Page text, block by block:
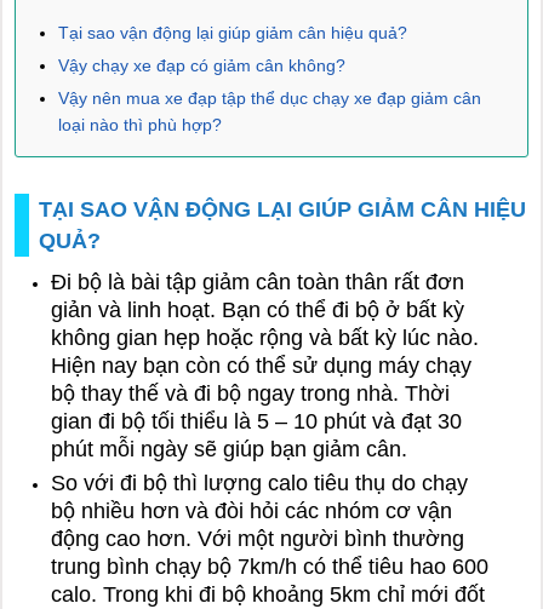
Tại sao vận động lại giúp giảm cân hiệu quả?
Vậy chạy xe đạp có giảm cân không?
Vậy nên mua xe đạp tập thể dục chạy xe đạp giảm cân
loại nào thì phù hợp?
TẠI SAO VẬN ĐỘNG LẠI GIÚP GIẢM CÂN HIỆU
QUẢ?
Đi bộ là bài tập giảm cân toàn thân rất đơn
giản và linh hoạt. Bạn có thể đi bộ ở bất kỳ
không gian hẹp hoặc rộng và bất kỳ lúc nào.
Hiện nay bạn còn có thể sử dụng máy chạy
bộ thay thế và đi bộ ngay trong nhà. Thời
gian đi bộ tối thiểu là 5 – 10 phút và đạt 30
phút mỗi ngày sẽ giúp bạn giảm cân.
So với đi bộ thì lượng calo tiêu thụ do chạy
bộ nhiều hơn và đòi hỏi các nhóm cơ vận
động cao hơn. Với một người bình thường
trung bình chạy bộ 7km/h có thể tiêu hao 600
calo. Trong khi đi bộ khoảng 5km chỉ mới đốt